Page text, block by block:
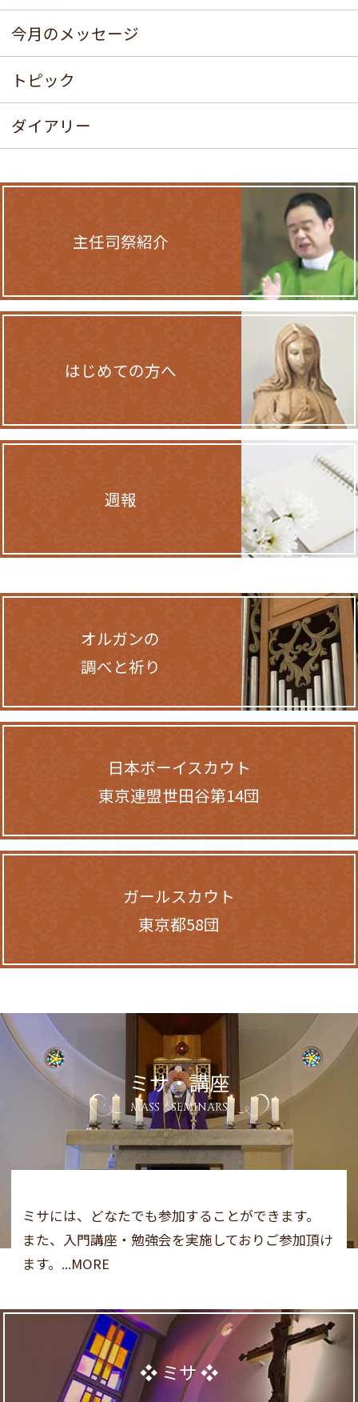
今月のメッセージ
トピック
ダイアリー
主任司祭紹介
はじめての方へ
週報
オルガンの
調べと祈り
日本ボーイスカウト
東京連盟世田谷第14団
ガールスカウト
東京都58団
ミサ・講座
MASS / SEMINARS
ミサには、どなたでも参加することができます。
また、入門講座・勉強会を実施しておりご参加頂け
ます。...MORE
ミサ